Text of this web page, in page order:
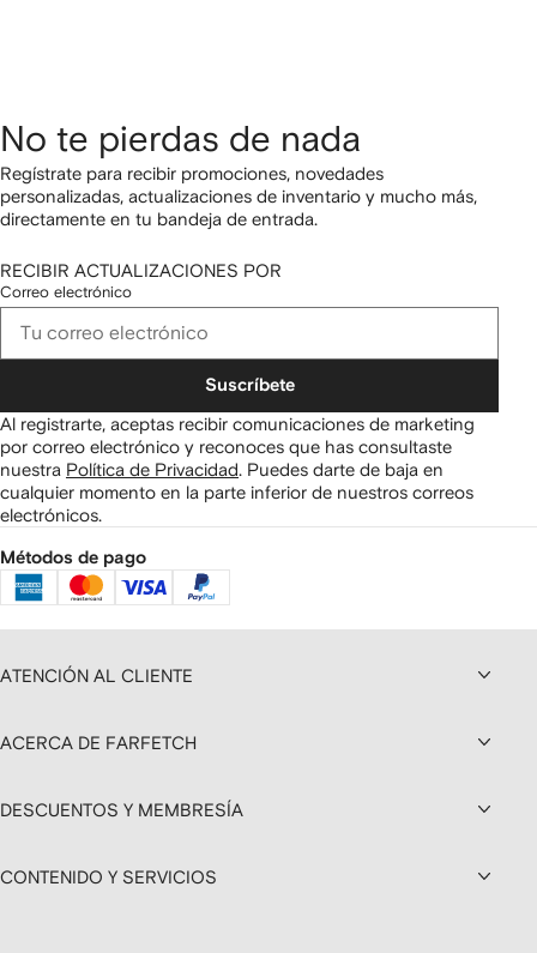
No te pierdas de nada
Regístrate para recibir promociones, novedades
personalizadas, actualizaciones de inventario y mucho más,
directamente en tu bandeja de entrada.
RECIBIR ACTUALIZACIONES POR
Correo electrónico
Suscríbete
Al registrarte, aceptas recibir comunicaciones de marketing
por correo electrónico y reconoces que has consultaste
nuestra Política de Privacidad Puedes darte de baja en
cualquier momento en la parte inferior de nuestros correos
electrónicos.
Métodos de pago
ATENCIÓN AL CLIENTE
ACERCA DE FARFETCH
DESCUENTOS Y MEMBRESÍA
CONTENIDO Y SERVICIOS